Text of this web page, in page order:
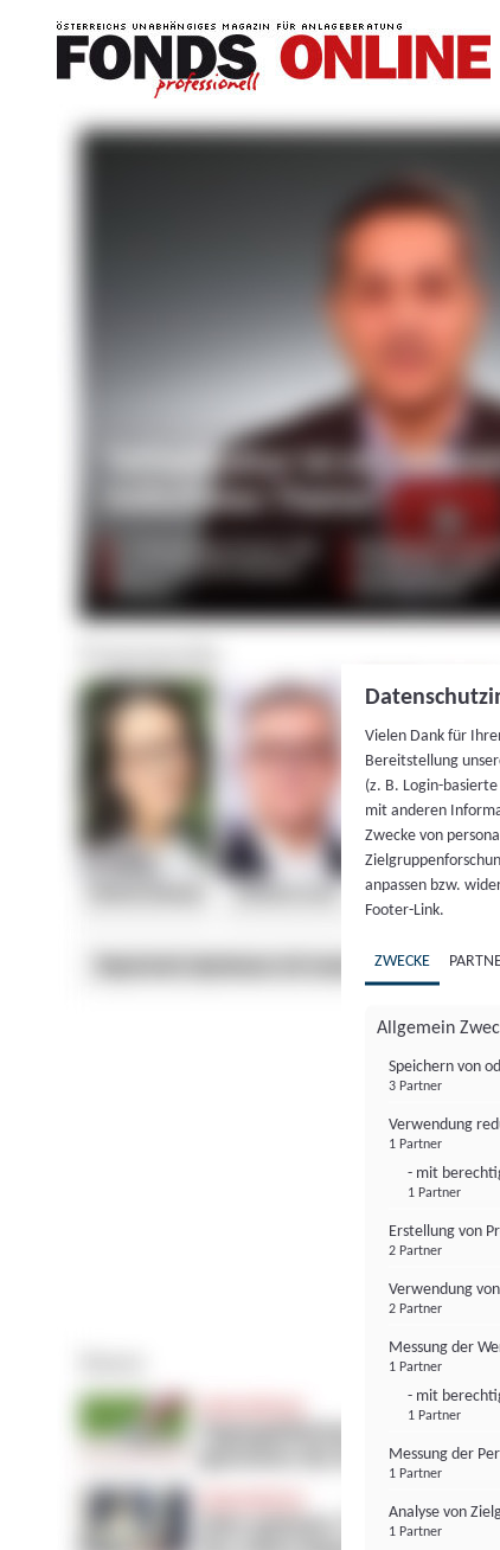
Vielen Dank für
Bereitstellung
(z. B. Login-
mit anderen
Zwecke von
anpassen bzw.
Footer-Link.
ZWECKE
Allgemein
Speichern von
3 Partner
Verwendung
1 Partner
- mit
1 Partner
Erstellung von
2 Partner
Verwendung
2 Partner
Messung der
1 Partner
- mit
1 Partner
Messung der
1 Partner
Analyse von
1 Partner